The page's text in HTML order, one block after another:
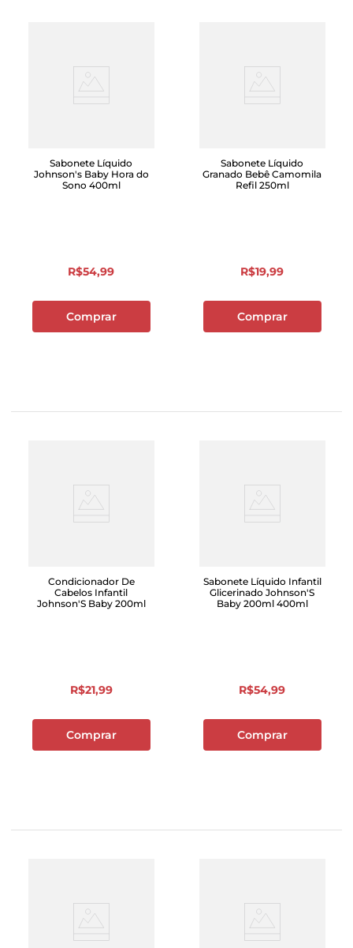
Sabonete Líquido
Johnson's Baby Hora do
Sono 400ml
R$54,99
Comprar
Sabonete Líquido
Granado Bebê Camomila
Refil 250ml
R$19,99
Comprar
Condicionador De
Cabelos Infantil
Johnson'S Baby 200ml
R$21,99
Comprar
Sabonete Líquido Infantil
Glicerinado Johnson'S
Baby 200ml 400ml
R$54,99
Comprar